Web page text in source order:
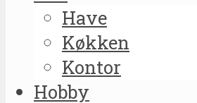
Have
Køkken
Kontor
Hobby